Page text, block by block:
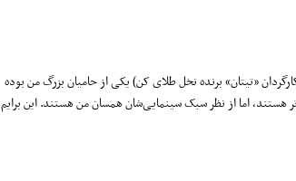
«تیتان» برنده نخل طلای کن) یکی از حامیان بزرگ من بوده
هستند، اما از نظر سبک سینمایی‌شان همسان من هستند. این برایم